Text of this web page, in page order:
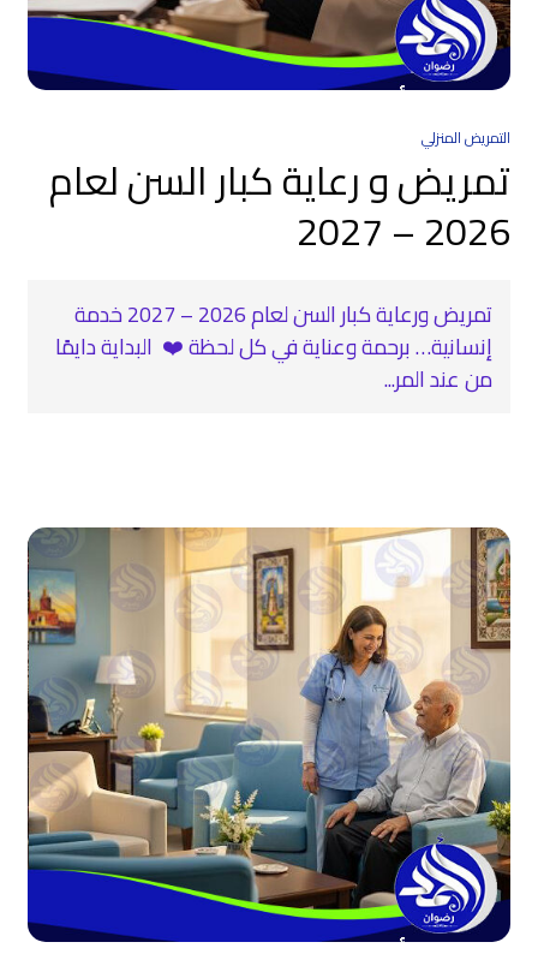
التمريض المنزلي
تمريض و رعاية كبار السن لعام
2026 – 2027
تمريض ورعاية كبار السن لعام 2026 – 2027 خدمة
إنسانية… برحمة وعناية في كل لحظة ❤️‍ ️ البداية دايمًا
من عند المر...